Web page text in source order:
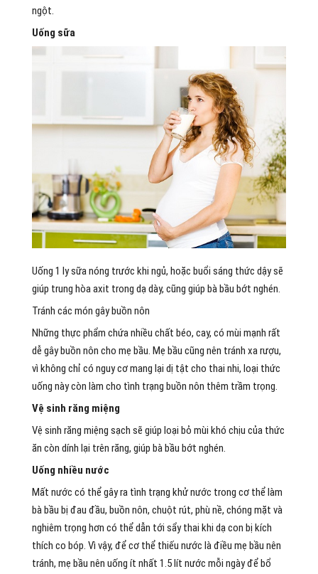
ngột.
Uống sữa
Uống 1 ly sữa nóng trước khi ngủ, hoặc buổi sáng thức dậy sẽ
giúp trung hòa axit trong dạ dày, cũng giúp bà bầu bớt nghén.
Tránh các món gây buồn nôn
Những thực phẩm chứa nhiều chất béo, cay, có mùi mạnh rất
dễ gây buồn nôn cho mẹ bầu. Mẹ bầu cũng nên tránh xa rượu,
vì không chỉ có nguy cơ mang lại dị tật cho thai nhi, loại thức
uống này còn làm cho tình trạng buồn nôn thêm trầm trọng.
Vệ sinh răng miệng
Vệ sinh răng miệng sạch sẽ giúp loại bỏ mùi khó chịu của thức
ăn còn dính lại trên răng, giúp bà bầu bớt nghén.
Uống nhiều nước
Mất nước có thể gây ra tình trạng khử nước trong cơ thể làm
bà bầu bị đau đầu, buồn nôn, chuột rút, phù nề, chóng mặt và
nghiêm trọng hơn có thể dẫn tới sẩy thai khi dạ con bị kích
thích co bóp. Vì vậy, để cơ thể thiếu nước là điều mẹ bầu nên
tránh, mẹ bầu nên uống ít nhất 1.5 lít nước mỗi ngày để bổ